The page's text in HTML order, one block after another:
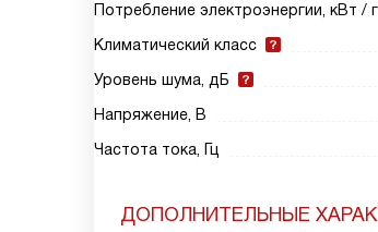
Потребление электроэнергии, кВт /
Климатический класс
Уровень шума, дБ
Напряжение, В
Частота тока, Гц
ДОПОЛНИТЕЛЬНЫЕ